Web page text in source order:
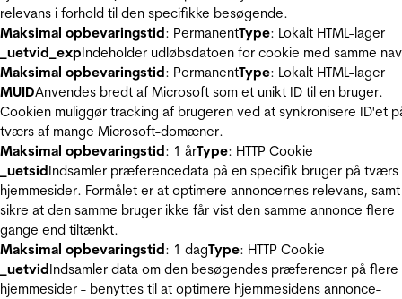
relevans i forhold til den specifikke besøgende.
Maksimal opbevaringstid: PermanentType: Lokalt HTML-lager
_uetvid_expIndeholder udløbsdatoen for cookie med samme
Maksimal opbevaringstid: PermanentType: Lokalt HTML-lager
MUIDAnvendes bredt af Microsoft som et unikt ID til en bruger.
Cookien muliggør tracking af brugeren ved at synkronisere ID'et
tværs af mange Microsoft-domæner.
Maksimal opbevaringstid: 1 årType: HTTP Cookie
_uetsidIndsamler præferencedata på en specifik bruger på tværs
hjemmesider. Formålet er at optimere annoncernes relevans, samt
sikre at den samme bruger ikke får vist den samme annonce flere
gange end tiltænkt.
Maksimal opbevaringstid: 1 dagType: HTTP Cookie
_uetvidIndsamler data om den besøgendes præferencer på flere
hjemmesider - benyttes til at optimere hjemmesidens annonce-